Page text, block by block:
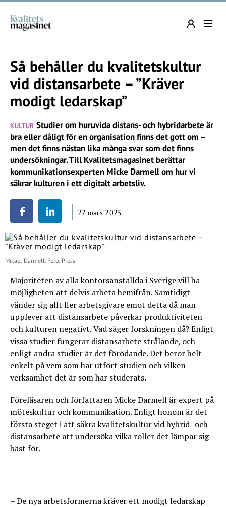
Så behåller du kvalitetskultur
vid distansarbete – ”Kräver
modigt ledarskap”
KULTUR Studier om huruvida distans- och hybridarbete är
bra eller dåligt för en organisation finns det gott om –
men det finns nästan lika många svar som det finns
undersökningar. Till Kvalitetsmagasinet berättar
kommunikationsexperten Micke Darmell om hur vi
säkrar kulturen i ett digitalt arbetsliv.
27 mars 2025
Mikael Darmell. Foto: Press
Majoriteten av alla kontorsanställda i Sverige vill ha
möjligheten att delvis arbeta hemifrån. Samtidigt
vänder sig allt fler arbetsgivare emot detta då man
upplever att distansarbete påverkar produktiviteten
och kulturen negativt. Vad säger forskningen då? Enligt
vissa studier fungerar distansarbete strålande, och
enligt andra studier är det förödande. Det beror helt
enkelt på vem som har utfört studien och vilken
verksamhet det är som har studerats.
Föreläsaren och författaren Micke Darmell är expert på
möteskultur och kommunikation. Enligt honom är det
första steget i att säkra kvalitetskultur vid hybrid- och
distansarbete att undersöka vilka roller det lämpar sig
bäst för.
– De nya arbetsformerna kräver ett modigt ledarskap